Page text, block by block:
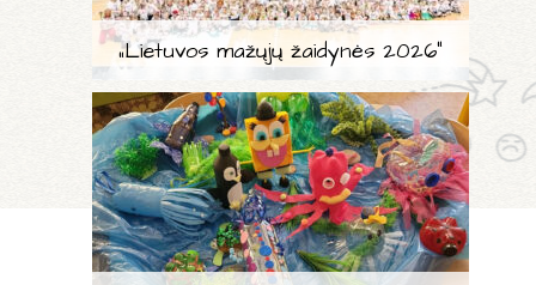
„Lietuvos mažųjų žaidynės 2026“